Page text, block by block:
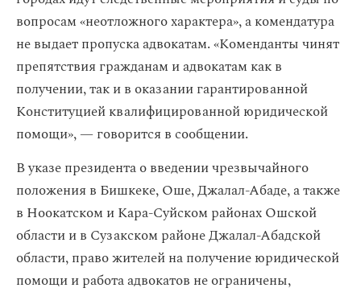
вопросам «неотложного характера», а комендатура
не выдает пропуска адвокатам. «Коменданты чинят
препятствия гражданам и адвокатам как в
получении, так и в оказании гарантированной
Конституцией квалифицированной юридической
помощи», — говорится в сообщении.
В указе президента о введении чрезвычайного
положения в Бишкеке, Оше, Джалал-Абаде, а также
в Ноокатском и Кара-Суйском районах Ошской
области и в Сузакском районе Джалал-Абадской
области, право жителей на получение юридической
помощи и работа адвокатов не ограничены,